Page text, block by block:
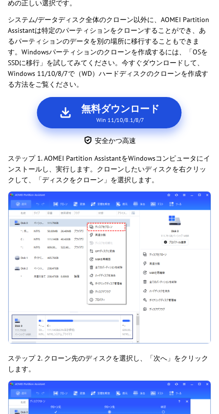
めの正しい選択です。
システム/データディスク全体のクローン以外に、AOMEI Partition
Assistantは特定のパーティションをクローンすることができ、あ
るパーティションのデータを別の場所に移行することもできま
す。Windowsパーティションのクローンを作成するには、「OSを
SSDに移行」を試してみてください。今すぐダウンロードして、
Windows 11/10/8/7で（WD）ハードディスクのクローンを作成す
る方法をご覧ください。
無料ダウンロード
Win 11/10/8.1/8/7
安全かつ高速
ステップ 1. AOMEI Partition AssistantをWindowsコンピュータにイ
ンストールし、実行します。クローンしたいディスクを右クリッ
クして、「ディスクをクローン」を選択します。
ステップ 2. クローン先のディスクを選択し、「次へ」をクリック
します。